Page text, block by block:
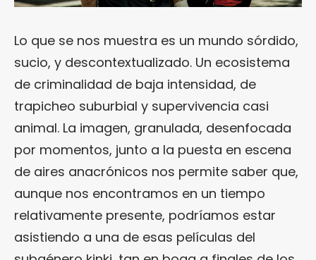
Lo que se nos muestra es un mundo sórdido,
sucio, y descontextualizado. Un ecosistema
de criminalidad de baja intensidad, de
trapicheo suburbial y supervivencia casi
animal. La imagen, granulada, desenfocada
por momentos, junto a la puesta en escena
de aires anacrónicos nos permite saber que,
aunque nos encontramos en un tiempo
relativamente presente, podríamos estar
asistiendo a una de esas películas del